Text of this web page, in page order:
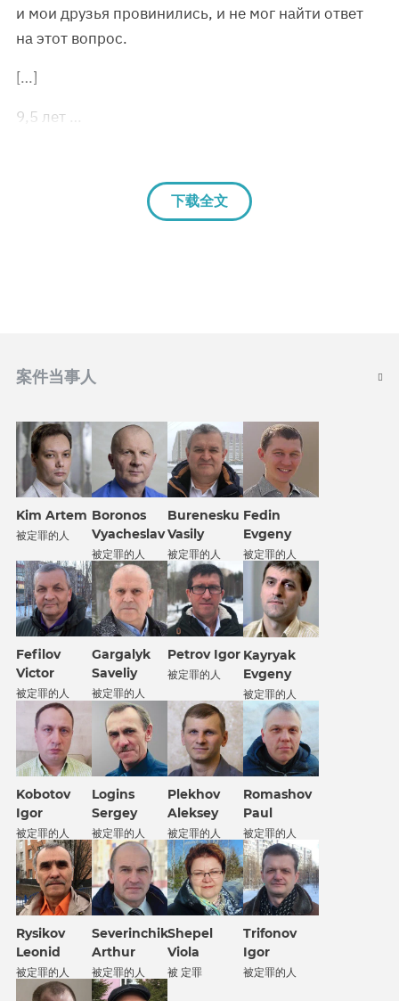
и мои друзья провинились, и не мог найти ответ
на этот вопрос.
[…]
9,5 лет …
下载全文
案件当事人
Kim Artem
被定罪的人
Boronos
Vyacheslav
被定罪的人
Burenesku
Vasily
被定罪的人
Fedin
Evgeny
被定罪的人
Fefilov
Victor
被定罪的人
Gargalyk
Saveliy
被定罪的人
Petrov Igor
被定罪的人
Kayryak
Evgeny
被定罪的人
Kobotov
Igor
被定罪的人
Logins
Sergey
被定罪的人
Plekhov
Aleksey
被定罪的人
Romashov
Paul
被定罪的人
Rysikov
Leonid
被定罪的人
Severinchik
Arthur
被定罪的人
Shepel
Viola
被 定罪
Trifonov
Igor
被定罪的人